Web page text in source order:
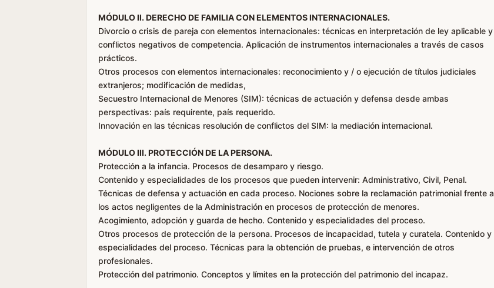
MÓDULO II. DERECHO DE FAMILIA CON ELEMENTOS INTERNACIONALES.
Divorcio o crisis de pareja con elementos internacionales: técnicas en interpretación de ley aplicable y
conflictos negativos de competencia. Aplicación de instrumentos internacionales a través de casos
prácticos.
Otros procesos con elementos internacionales: reconocimiento y / o ejecución de títulos judiciales
extranjeros; modificación de medidas,
Secuestro Internacional de Menores (SIM): técnicas de actuación y defensa desde ambas
perspectivas: país requirente, país requerido.
Innovación en las técnicas resolución de conflictos del SIM: la mediación internacional.
MÓDULO III. PROTECCIÓN DE LA PERSONA.
Protección a la infancia. Procesos de desamparo y riesgo.
Contenido y especialidades de los procesos que pueden intervenir: Administrativo, Civil, Penal.
Técnicas de defensa y actuación en cada proceso. Nociones sobre la reclamación patrimonial frente a
los actos negligentes de la Administración en procesos de protección de menores.
Acogimiento, adopción y guarda de hecho. Contenido y especialidades del proceso.
Otros procesos de protección de la persona. Procesos de incapacidad, tutela y curatela. Contenido y
especialidades del proceso. Técnicas para la obtención de pruebas, e intervención de otros
profesionales.
Protección del patrimonio. Conceptos y límites en la protección del patrimonio del incapaz.